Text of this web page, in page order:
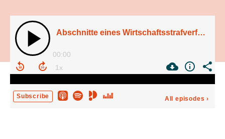
Abschnitte eines Wirtschaftsstrafverfahrens
00:00
Subscribe All episodes ›